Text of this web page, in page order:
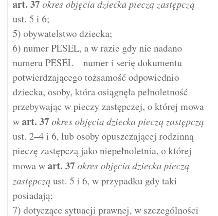
art. 37okres objęcia dziecka pieczą zastępczą
ust. 5 i 6;
5) obywatelstwo dziecka;
6) numer PESEL, a w razie gdy nie nadano
numeru PESEL – numer i serię dokumentu
potwierdzającego tożsamość odpowiednio
dziecka, osoby, która osiągnęła pełnoletność
przebywając w pieczy zastępczej, o której mowa
wart. 37okres objęcia dziecka pieczą zastępczą
ust. 2–4 i 6, lub osoby opuszczającej rodzinną
pieczę zastępczą jako niepełnoletnia, o której
mowa wart. 37okres objęcia dziecka pieczą
zastępcząust. 5 i 6, w przypadku gdy taki
posiadają;
7) dotyczące sytuacji prawnej, w szczególności